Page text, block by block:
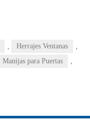
Herrajes Ventanas
Manijas para Puertas